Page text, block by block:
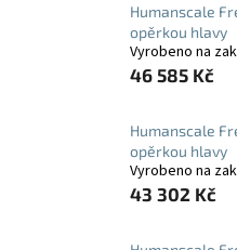
Humanscale
opěrkou hlavy
Vyrobeno na
46 585 Kč
Humanscale
opěrkou hlavy
Vyrobeno na
43 302 Kč